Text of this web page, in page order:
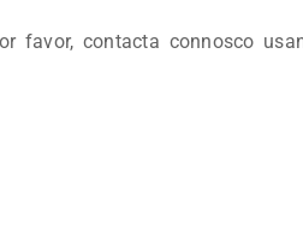
favor, contacta connosco